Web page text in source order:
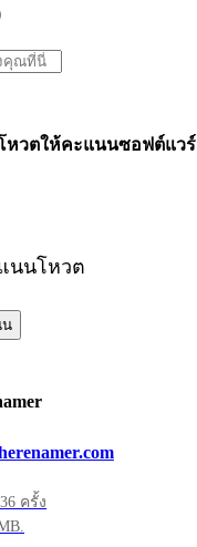
หวตให้คะแนนซอฟต์แวร์
นนโหวต
น
ครั้ง